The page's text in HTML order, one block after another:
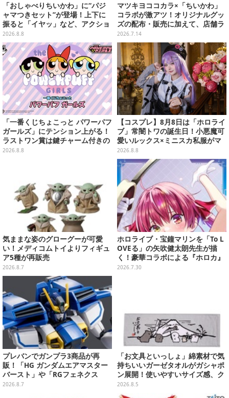
「おしゃべりちいかわ」に“パジ
ャマつきセット”が登場！上下に
振ると「イヤッ」など、アクショ
ンに応じて喋ってくれる
2026.8.8
マツキヨココカラ×「ちいかわ」
コラボが激アツ！オリジナルグッ
ズの配布・販売に加えて、店舗ラ
ッピングや”花火打ち上げ”まで盛
り沢山
2026.7.14
「一番くじちょこっと パワーパフ
ガールズ」にテンション上がる！
ラストワン賞は鍵チャーム付きの
シール帳スペシャルセット
2026.8.8
【コスプレ】8月8日は「ホロライ
ブ」常闇トワの誕生日！小悪魔可
愛いルックス×ミニスカ私服がマ
ジ天使すぎな美女レイヤーまとめ
【写真45枚】
2026.8.8
気ままな姿のグローグーが可愛
い！メディコムトイよりフィギュ
ア5種が再販売
2026.8.7
ホロライブ・宝鐘マリンを「To L
OVEる」の矢吹健太朗先生が描
く！豪華コラボによる『ホロカ』
限定カードがお披露目
2026.7.30
プレバンでガンプラ3商品が再
販！「HG ガンダムエアマスター
バースト」や「RGフェネクス
（ナラティブVer.）」も
2026.8.7
「お文具といっしょ」綿素材で気
持ちいいガーゼタオルがガシャポ
ン展開！使いやすいサイズ感、ク
ールな和柄や可愛らしいお寿司な
ど全4種
2026.8.5